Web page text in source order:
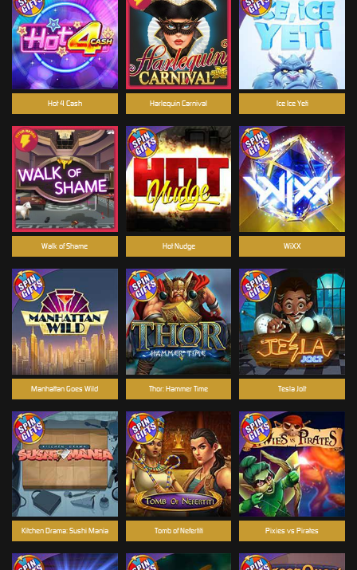
Manhattan Goes Wild
Hot Nudge
Tomb of Nefertiti
Tesla Jolt
WiXX
Hot 4 Cash Harlequin Carnival
Walk of Shame
Kitchen Drama: Sushi Mania Pixies vs Pirates
Thor: Hammer Time
Ice Ice Yeti